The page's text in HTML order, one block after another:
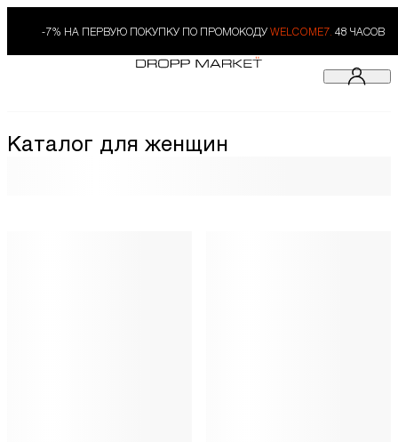
-7% НА ПЕРВУЮ ПОКУПКУ ПО ПРОМОКОДУ WELCOME7. 48 ЧАСОВ
Каталог для женщин